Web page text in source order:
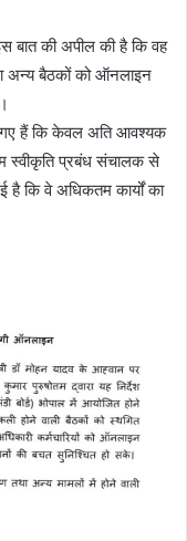
बात की अपील की है कि वह
अन्य बैठकों को ऑनलाइन
गए हैं कि केवल अति आवश्यक
स्वीकृति प्रबंध संचालक से
है कि वे अधिकतम कार्यों का